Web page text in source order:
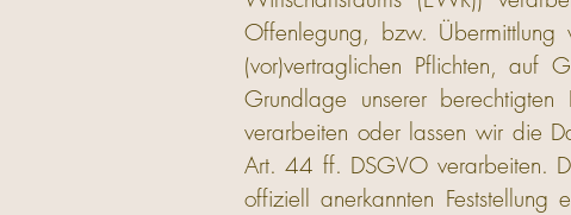
Offenlegung, bzw. Übermittlung
(vor)vertraglichen Pflichten, auf
Grundlage unserer berechtigten
verarbeiten oder lassen wir die
Art. 44 ff. DSGVO verarbeiten.
offiziell anerkannten